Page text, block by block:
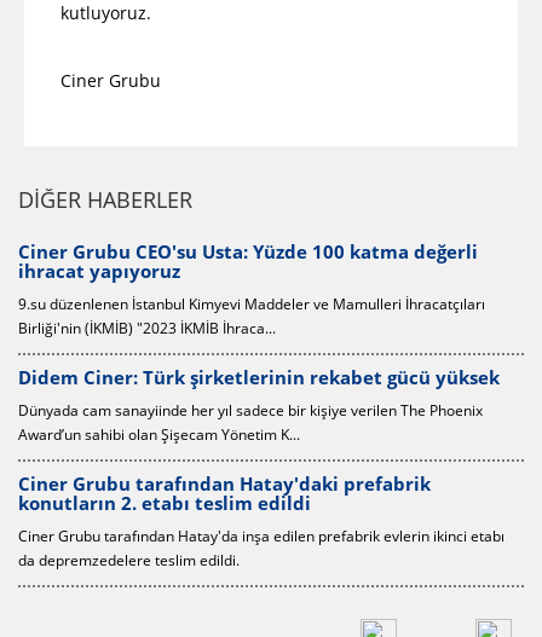
kutluyoruz.
Ciner Grubu
DİĞER HABERLER
değerli
yüksek
Phoenix
ikinci etabı
Ciner Grubu, Türkiye ihracatının
Türkiye İhracatçılar Meclisi tarafından hazırlanan 2022 yılı
1000 İhracatçı Firması listesi...
Ciner Grubu'ndan afetzedelere destek
Ciner Grubu'nun 65 günde tamamladığı 100 kalıcı
depremzedelere teslim ediliyor.
Alibaba Grup Başkanı'ndan Ciner Medya
ziyaret
Alibaba Grup Holding Başkanı Michael Evans, Ciner Medya
nezaket ziyaretinde bulundu. Evans, Ciner ...